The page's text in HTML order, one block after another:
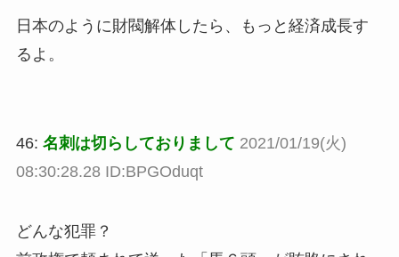
日本のように財閥解体したら、もっと経済成長す
るよ。
46: 名刺は切らしておりまして 2021/01/19(火)
08:30:28.28 ID:BPGOduqt
どんな犯罪？